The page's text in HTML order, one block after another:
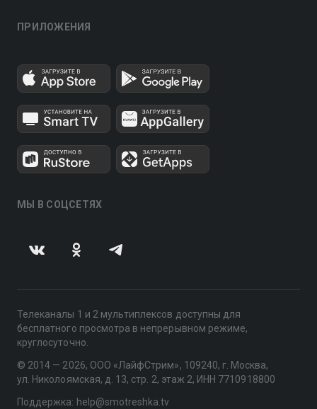
ПРИЛОЖЕНИЯ
МЫ В СОЦСЕТЯХ
Телеканалы 1 и 2 мультиплексов доступны для
бесплатного просмотра в непрерывном режиме,
круглосуточно.
© 2014 — 2026, ООО «ЛайфСтрим», 109240, г. Москва,
ул. Николоямская, д. 13, стр. 2, этаж 2, ИНН 7710918800
Поддержка: help@smotreshka.tv